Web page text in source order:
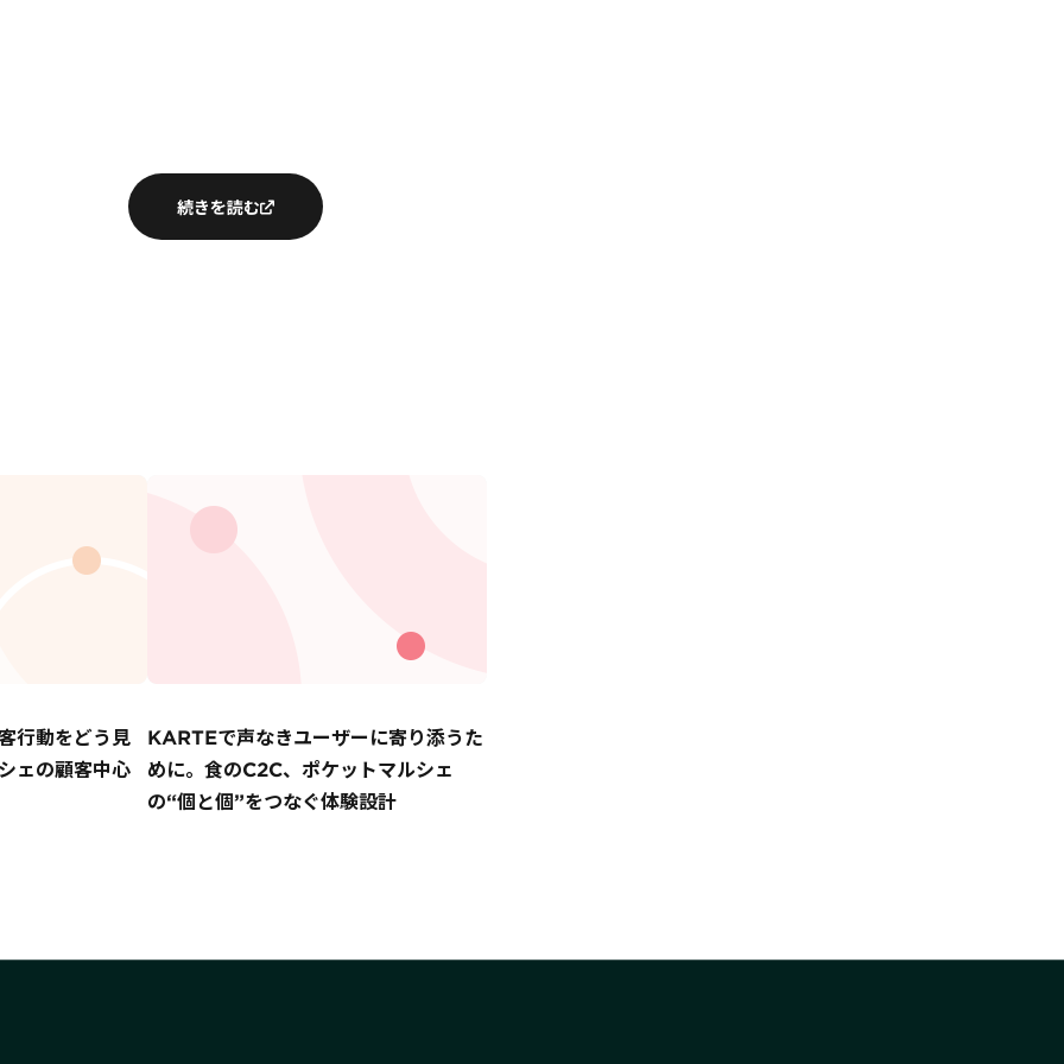
続きを読む
行動をどう見
ェの顧客中心
KARTEで声なきユーザーに寄り添うた
めに。食のC2C、ポケットマルシェ
の“個と個”をつなぐ体験設計